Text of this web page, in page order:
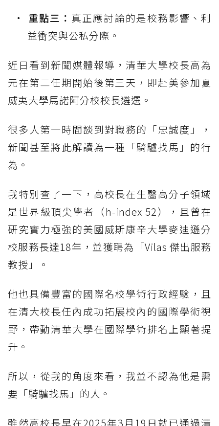
重點三： 真正應討論的是校務影響、利
益衝突與公私分際。
近日看到新聞媒體報導，清華大學校長高為
元在第二任期開始後第三天，即赴美參加夏
威夷大學馬諾阿分校校長遴選。
很多人第一時間談到對職務的「忠誠度」，
新聞甚至將此解讀為一種「騎驢找馬」的行
為。
我特別查了一下，高校長在生醫高分子領域
是世界級頂尖學者（h-index 52），且曾在
研究實力極強的美國威斯康辛大學麥迪遜分
校服務長達18年，並獲聘為「Vilas 傑出服務
教授」。
他也具備豐富的國際名校學術行政經驗，且
在清大校長任內成功拓展校內的國際學術視
野，帶動清華大學在國際學術排名上顯著提
升。
所以，從我的角度來看，我並不認為他是需
要「騎驢找馬」的人。
雖然高校長早在2025年3月19日就已通過清